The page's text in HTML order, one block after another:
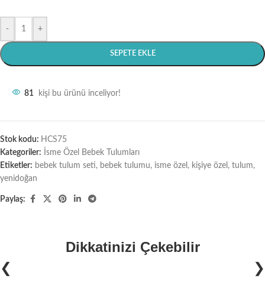
- +
SEPETE EKLE
81 kişi bu ürünü inceliyor!
Stok kodu: HCS75
Kategoriler:
İsme Özel Bebek Tulumları
Etiketler: bebek tulum seti, bebek tulumu, isme özel , kişiye özel , tulum,
yenidoğan
Paylaş:
Dikkatinizi Çekebilir
❮ ❯